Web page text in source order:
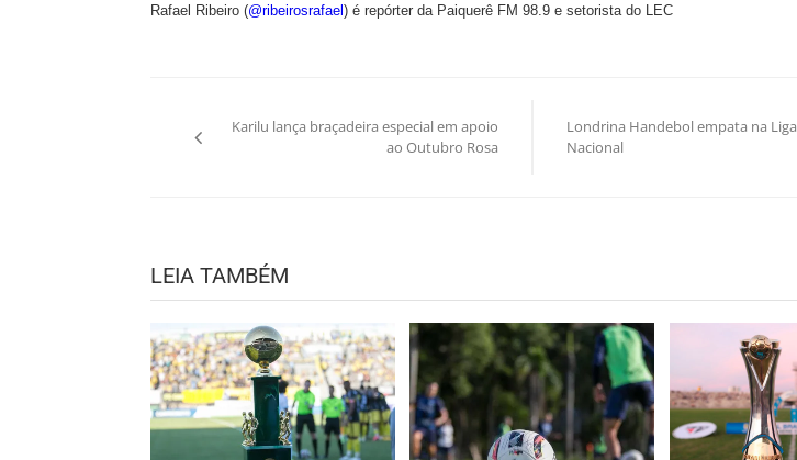
Rafael Ribeiro (@ribeirosrafael ) é repórter da Paiquerê FM 98.9 e setorista do LEC
de
Karilu lança braçadeira especial em apoio
ao Outubro Rosa
Londrina Handebol empata na Liga
Nacional
LEIA TAMBÉM